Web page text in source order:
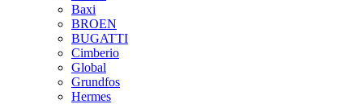
Baxi
BROEN
BUGATTI
Cimberio
Global
Grundfos
Hermes